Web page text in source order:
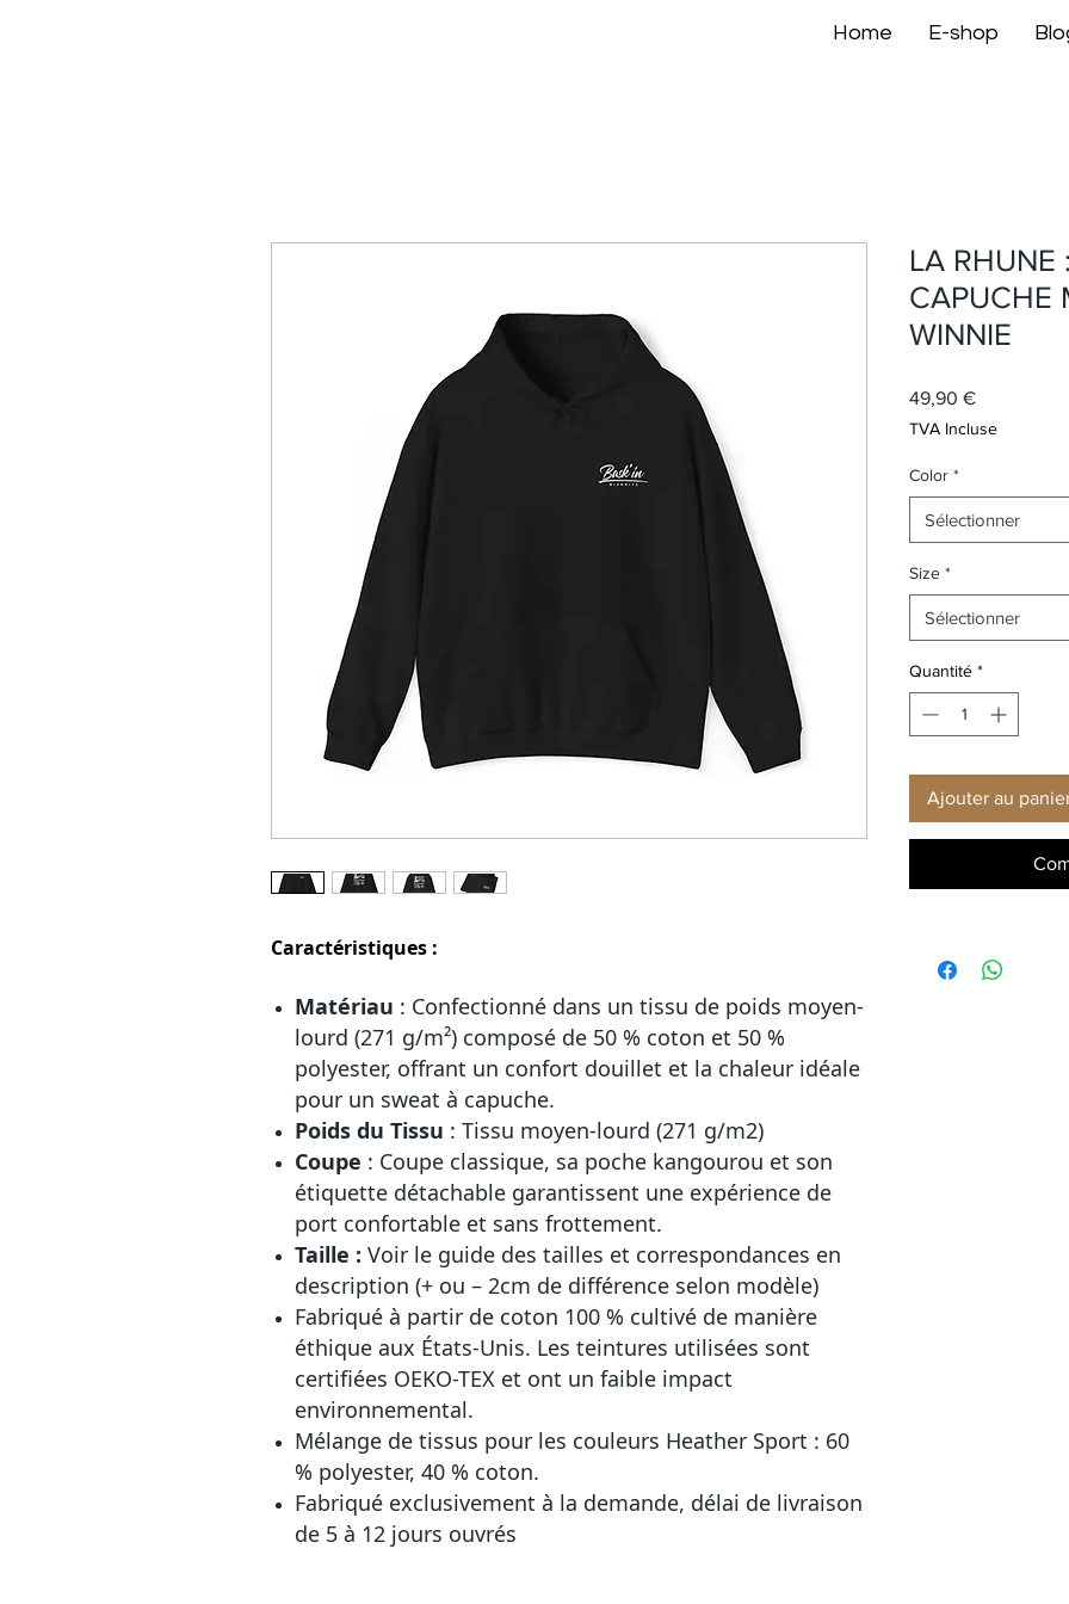
Home E-shop
Caractéristiques :
Matériau : Confectionné dans un tissu de poids moyen-
lourd (271 g/m²) composé de 50 % coton et 50 %
polyester, offrant un confort douillet et la chaleur idéale
pour un sweat à capuche.
Poids du Tissu : Tissu moyen-lourd (271 g/m2)
Coupe : Coupe classique, sa poche kangourou et son
étiquette détachable garantissent une expérience de
port confortable et sans frottement.
Taille : Voir le guide des tailles et correspondances en
description (+ ou – 2cm de différence selon modèle)
Fabriqué à partir de coton 100 % cultivé de manière
éthique aux États-Unis. Les teintures utilisées sont
certifiées OEKO-TEX et ont un faible impact
environnemental.
Mélange de tissus pour les couleurs Heather Sport : 60
% polyester, 40 % coton.
Fabriqué exclusivement à la demande, délai de livraison
de 5 à 12 jours ouvrés
LA RHUNE
CAPUCHE
WINNIE
49,90 €Prix
TVA Incluse
Color *
Sélectionner
Size *
Sélectionner
Quantité *
Ajouter au